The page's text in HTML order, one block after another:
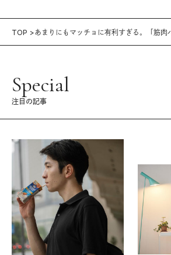
TOP あまりにもマッチョに有利すぎる。「筋肉
Special
注目の記事